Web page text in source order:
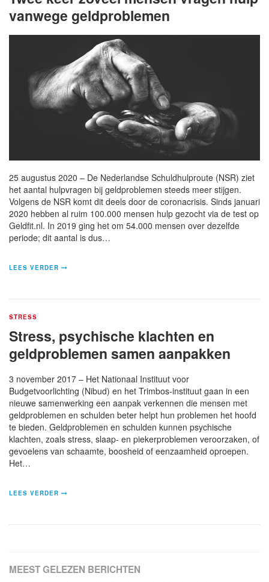
vanwege geldproblemen
25 augustus 2020 – De Nederlandse Schuldhulproute (NSR) ziet
het aantal hulpvragen bij geldproblemen steeds meer stijgen.
Volgens de NSR komt dit deels door de coronacrisis. Sinds januari
2020 hebben al ruim 100.000 mensen hulp gezocht via de test op
Geldfit.nl. In 2019 ging het om 54.000 mensen over dezelfde
periode; dit aantal is dus…
LEES VERDER
STRESS
Stress, psychische klachten en
geldproblemen samen aanpakken
3 november 2017 – Het Nationaal Instituut voor
Budgetvoorlichting (Nibud) en het Trimbos-instituut gaan in een
nieuwe samenwerking een aanpak verkennen die mensen met
geldproblemen en schulden beter helpt hun problemen het hoofd
te bieden. Geldproblemen en schulden kunnen psychische
klachten, zoals stress, slaap- en piekerproblemen veroorzaken, of
gevoelens van schaamte, boosheid of eenzaamheid oproepen.
Het…
LEES VERDER
MEEST GELEZEN BERICHTEN